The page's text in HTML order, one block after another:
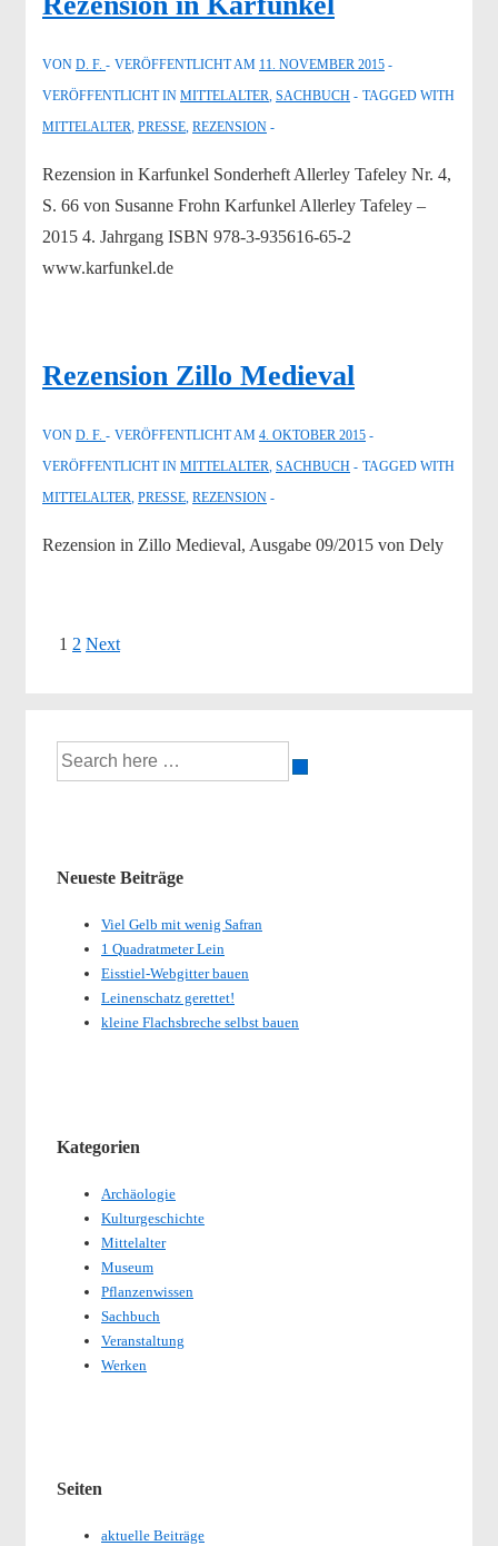
VON D. F. VERÖFFENTLICHT AM 11. NOVEMBER 2015
VERÖFFENTLICHT IN MITTELALTER SACHBUCH
TAGGED WITH
MITTELALTER PRESSE REZENSION
Rezension in Karfunkel Sonderheft Allerley Tafeley Nr. 4,
S. 66 von Susanne Frohn Karfunkel Allerley Tafeley –
2015 4. Jahrgang ISBN 978-3-935616-65-2
www.karfunkel.de
Rezension Zillo Medieval
VON D. F. VERÖFFENTLICHT AM 4. OKTOBER 2015
VERÖFFENTLICHT IN MITTELALTER SACHBUCH
TAGGED WITH
MITTELALTER PRESSE REZENSION
Rezension in Zillo Medieval, Ausgabe 09/2015 von Dely
Seitennummerierung
1 2 Next
Suche
Neueste Beiträge
Viel Gelb mit wenig Safran
1 Quadratmeter Lein
Eisstiel-Webgitter bauen
Leinenschatz gerettet!
kleine Flachsbreche selbst bauen
Kategorien
Archäologie
Kulturgeschichte
Mittelalter
Museum
Pflanzenwissen
Sachbuch
Veranstaltung
Werken
Seiten
aktuelle Beiträge